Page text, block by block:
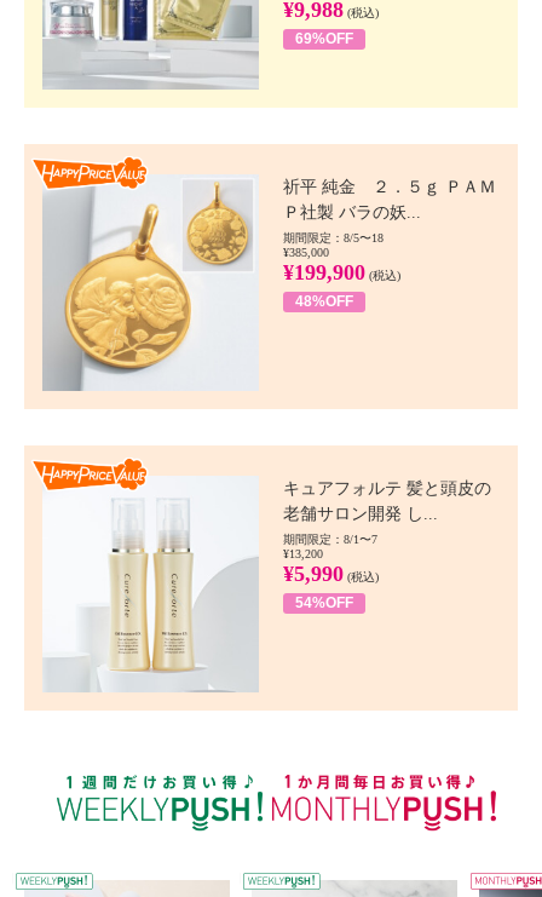
¥9,988 (税込)
69%OFF
祈平 純金 ２．５ｇ ＰＡＭ
Ｐ社製 バラの妖...
期間限定：8/5〜18
¥385,000
¥199,900 (税込)
48%OFF
キュアフォルテ 髪と頭皮の
老舗サロン開発 し...
期間限定：8/1〜7
¥13,200
¥5,990 (税込)
54%OFF
WEEKLY PUSH